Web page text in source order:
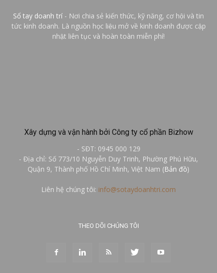
Sổ tay doanh trí - Nơi chia sẻ kiến thức, kỹ năng, cơ hội và tin
tức kinh doanh. Là nguồn học liệu mở về kinh doanh được cập
nhật liên tục và hoàn toàn miễn phí!
Xây dựng và vận hành bởi Công ty cổ phần Bizhow
- SĐT: 0945 000 129
- Địa chỉ: Số 773/10 Nguyễn Duy Trinh, Phường Phú Hữu,
Quận 9, Thành phố Hồ Chí Minh, Việt Nam (Bản đồ)
Liên hệ chúng tôi: info@sotaydoanhtri.com
THEO DÕI CHÚNG TÔI